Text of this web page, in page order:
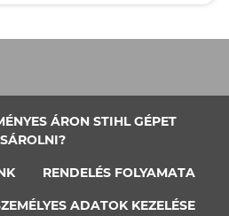
ÁRON STIHL GÉPET
RENDELÉS FOLYAMATA
ADATOK KEZELÉSE